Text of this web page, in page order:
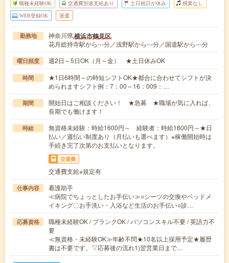
職種未経験OK 交通費別途支給あり 土日祝日が休み 残業なし
WEB登録OK 派遣
勤務地 神奈川県横浜市鶴見区
花月総持寺駅から---分／浅野駅から---分／国道駅から---分
曜日頻度 週2日～5日OK（月～金） ★土日休みOK
時間
★1日6時間～の時短シフトOK★都合に合わせてシフトが決
められますシフト例：7：00～16：009：…
期間
開始日はご相談ください！ ★急募 ★職場が気に入れば、
長期でも働けます！
時給
無資格未経験：時給1600円～ 経験者：時給1800円～★日
払い／週払い制度あり（月払いも選べます）※稼働開始時は
手続き完了次第のお支払いとなります。
交通費
交通費支給※規定有
仕事内容
看護助手
≪病院でちょっとしたお手伝い≫○シーツの交換やベッドメ
イキング〇お手洗い・入浴など生活のお手伝い○診…
応募資格
職種未経験OK / ブランクOK / パソコンスキル不要 / 英語力不
要
≪無資格・未経験OK≫年齢不問★10名以上採用予定★履歴
書は不要です。▽応募後の流れ1)翌営業日まで…